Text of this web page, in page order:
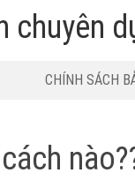
CHÍNH SÁCH